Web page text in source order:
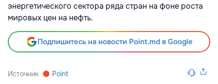
энергетического сектора ряда стран на фоне роста
мировых цен на нефть.
Подпишитесь на новости Point.md в Google
Источник Point